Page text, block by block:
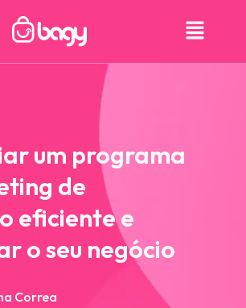
um programa
de
eficiente e
o seu negócio
Correa